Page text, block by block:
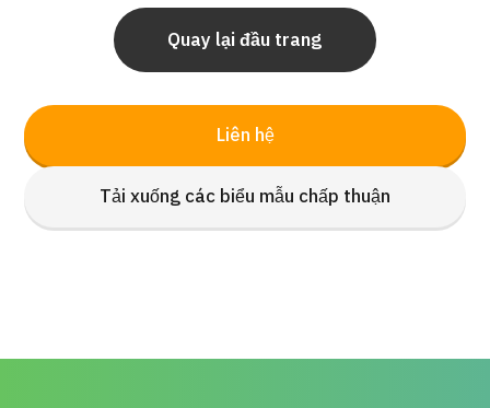
Liên hệ
Tải xuống các biểu mẫu chấp thuận
Quay lại đầu trang